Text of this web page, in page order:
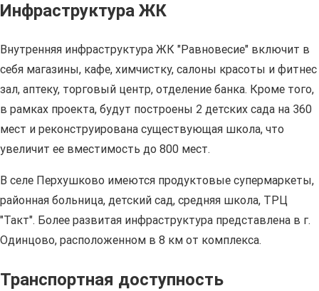
Инфраструктура ЖК
Внутренняя инфраструктура ЖК "Равновесие" включит в
себя магазины, кафе, химчистку, салоны красоты и фитнес
зал, аптеку, торговый центр, отделение банка. Кроме того,
в рамках проекта, будут построены 2 детских сада на 360
мест и реконструирована существующая школа, что
увеличит ее вместимость до 800 мест.
В селе Перхушково имеются продуктовые супермаркеты,
районная больница, детский сад, средняя школа, ТРЦ
"Такт". Более развитая инфраструктура представлена в г.
Одинцово, расположенном в 8 км от комплекса.
Транспортная доступность